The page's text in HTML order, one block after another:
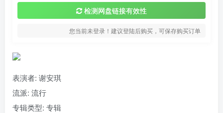
检测网盘链接有效性
您当前未登录！建议登陆后购买，可保存购买订单
表演者: 谢安琪
流派: 流行
专辑类型: 专辑